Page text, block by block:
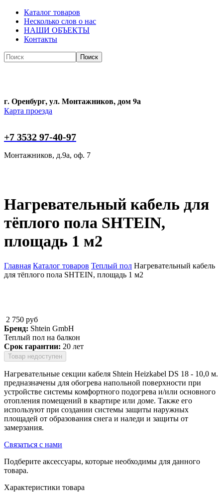
Каталог товаров
Несколько слов о нас
НАШИ ОБЪЕКТЫ
Контакты
Поиск
г. Оренбург, ул. Монтажников, дом 9а
Карта проезда
+7 3532 97-40-97
Монтажников, д.9а, оф. 7
Нагревательный кабель для
тёплого пола SHTEIN,
площадь 1 м2
Вы здесь
Главная Каталог товаров Теплый пол Нагревательный кабель
для тёплого пола SHTEIN, площадь 1 м2
2 750 руб
Бренд: Shtein GmbH
Теплый пол на балкон
Срок гарантии: 20 лет
Товар недоступен
Нагревательные секции кабеля Shtein Heizkabel DS 18 - 10,0 м.
предназначены для обогрева напольной поверхности при
устройстве системы комфортного подогрева и/или основного
отопления помещений в квартире или доме. Также его
используют при создании системы защиты наружных
площадей от образования снега и наледи и защиты от
замерзания.
Связаться с нами
Подберите аксессуары, которые необходимы для данного
товара.
Характеристики товара